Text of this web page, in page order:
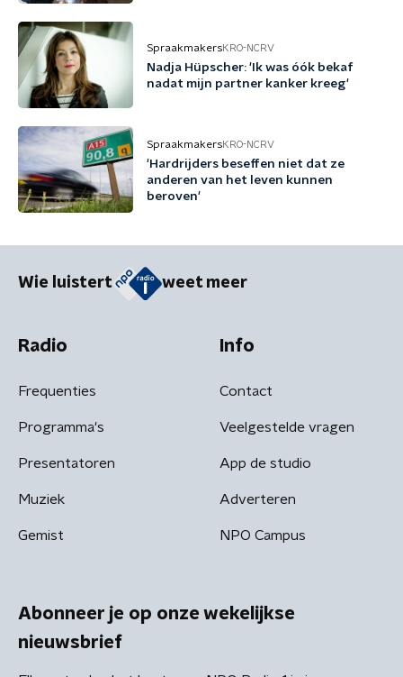
SpraakmakersKRO-NCRV
Nadja Hüpscher: 'Ik was óók bekaf
nadat mijn partner kanker kreeg'
SpraakmakersKRO-NCRV
'Hardrijders beseffen niet dat ze
anderen van het leven kunnen
beroven'
Wie luistert weet meer
Radio
Frequenties
Programma's
Presentatoren
Muziek
Gemist
Info
Contact
Veelgestelde vragen
App de studio
Adverteren
NPO Campus
Abonneer je op onze wekelijkse
nieuwsbrief